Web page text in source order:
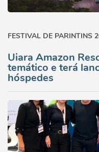
FESTIVAL DE PARINTINS
Uiara Amazon
temático e terá
hóspedes